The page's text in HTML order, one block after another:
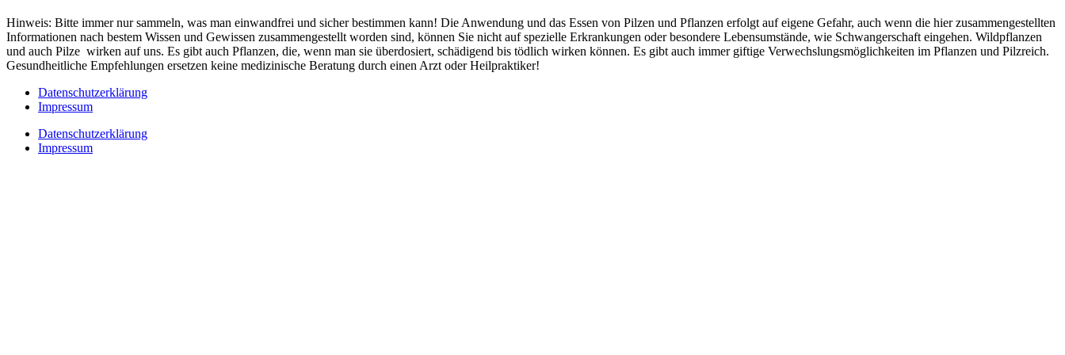
Hinweis: Bitte immer nur sammeln, was man einwandfrei und sicher bestimmen kann! Die Anwendung und das Essen von Pilzen und Pflanzen erfolgt auf eigene Gefahr, auch wenn die hier zusammengestellten
Informationen nach bestem Wissen und Gewissen zusammengestellt worden sind, können Sie nicht auf spezielle Erkrankungen oder besondere Lebensumstände, wie Schwangerschaft eingehen. Wildpflanzen
und auch Pilze wirken auf uns. Es gibt auch Pflanzen, die, wenn man sie überdosiert, schädigend bis tödlich wirken können. Es gibt auch immer giftige Verwechslungsmöglichkeiten im Pflanzen und Pilzreich.
Gesundheitliche Empfehlungen ersetzen keine medizinische Beratung durch einen Arzt oder Heilpraktiker!
Datenschutzerklärung
Impressum
Datenschutzerklärung
Impressum